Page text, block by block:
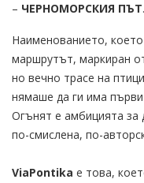
– ЧЕРНОМОРСКИЯ ПЪТ.
Наименованието,
маршрутът, маркиран
но вечно трасе на
нямаше да ги има
Огънят е амбицията за
по-смислена, по-
ViaPontika е това,